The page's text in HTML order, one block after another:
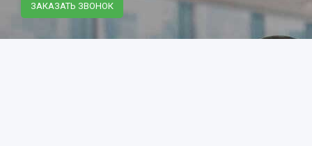
ЗАКАЗАТЬ ЗВОНОК